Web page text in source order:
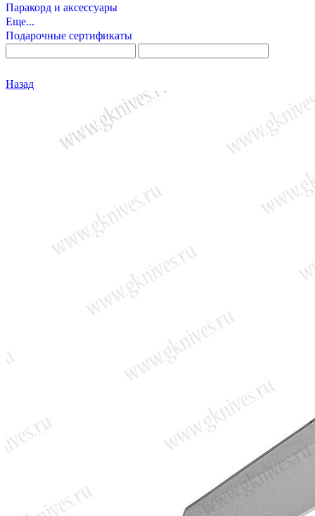
Паракорд и аксессуары
Еще...
Подарочные сертификаты
Назад